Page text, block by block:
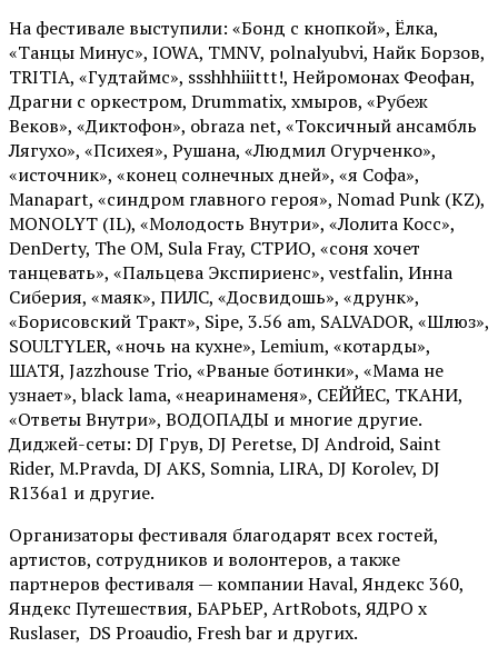
На фестивале выступили: «Бонд с кнопкой», Ёлка,
«Танцы Минус», IOWA, TMNV, polnalyubvi, Найк Борзов,
TRITIA, «Гудтаймс», ssshhhiiittt!, Нейромонах Феофан,
Драгни с оркестром, Drummatix, хмыров, «Рубеж
Веков», «Диктофон», obraza net, «Токсичный ансамбль
Лягухо», «Психея», Рушана, «Людмил Огурченко»,
«источник», «конец солнечных дней», «я Софа»,
Manapart, «синдром главного героя», Nomad Punk (KZ),
MONOLYT (IL), «Молодость Внутри», «Лолита Косс»,
DenDerty, The OM, Sula Fray, СТРИО, «соня хочет
танцевать», «Пальцева Экспириенс», vestfalin, Инна
Сиберия, «маяк», ПИЛС, «Досвидошь», «друнк»,
«Борисовский Тракт», Sipe, 3.56 am, SALVADOR, «Шлюз»,
SOULTYLER, «ночь на кухне», Lemium, «котарды»,
ШАТЯ, Jazzhouse Trio, «Рваные ботинки», «Мама не
узнает», black lama, «неаринаменя», СЕЙЙЕС, ТКАНИ,
«Ответы Внутри», ВОДОПАДЫ и многие другие.
Диджей-сеты: DJ Грув, DJ Peretse, DJ Android, Saint
Rider, М.Pravda, DJ AKS, Somnia, LIRA, DJ Korolev, DJ
R136a1 и другие.
Организаторы фестиваля благодарят всех гостей,
артистов, сотрудников и волонтеров, а также
партнеров фестиваля — компании Haval, Яндекс 360,
Яндекс Путешествия, БАРЬЕР, ArtRobots, ЯДРО х
Ruslaser, DS Proaudio, Fresh bar и других.